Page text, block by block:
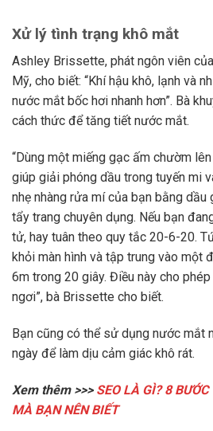
Xử lý tình trạng khô mắt
Ashley Brissette, phát ngôn viên
Mỹ, cho biết: “Khí hậu khô, lạnh và
nước mắt bốc hơi nhanh hơn”. Bà
cách thức để tăng tiết nước mắt.
“Dùng một miếng gạc ấm chườm
giúp giải phóng dầu trong tuyến mi
nhẹ nhàng rửa mí của bạn bằng
tẩy trang chuyên dụng. Nếu bạn
tử, hay tuân theo quy tắc 20-6-20.
khỏi màn hình và tập trung vào một
6m trong 20 giây. Điều này cho
ngơi”, bà Brissette cho biết.
Bạn cũng có thể sử dụng nước mắt
ngày để làm dịu cảm giác khô rát.
Xem thêm >>> SEO LÀ GÌ? 8
MÀ BẠN NÊN BIẾT